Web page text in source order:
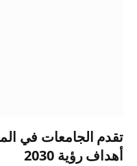
تقدم الجامعات في
أهداف رؤية 2030